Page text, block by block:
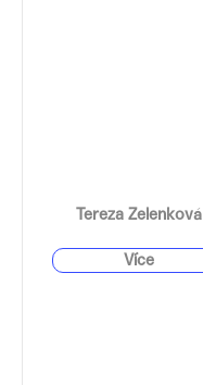
Tereza Zelenková